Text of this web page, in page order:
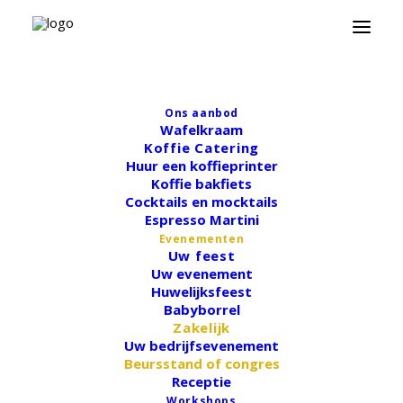
Ons aanbod
Wafelkraam
Koffie Catering
Huur een koffieprinter
Koffie bakfiets
Cocktails en mocktails
Espresso Martini
Evenementen
Uw feest
Uw evenement
Huwelijksfeest
Babyborrel
Zakelijk
Uw bedrijfsevenement
Beursstand of congres
Receptie
Lead Generation
Catering
Ontdek hoe je meer leads naar je
stand trekt dan de concurrentie.
Je investeerde duizenden euro’s in je stand.
Mogelijk heb je zelfs een unieke locatie maar toch mis